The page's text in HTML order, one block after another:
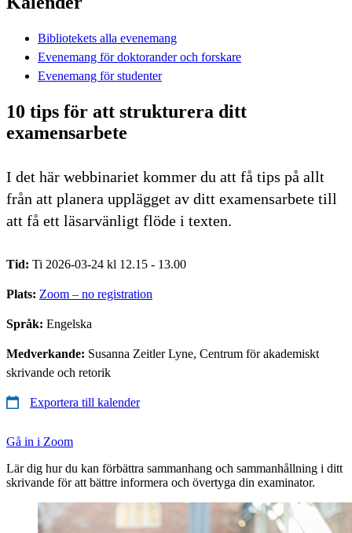
Bibliotekets alla evenemang
Evenemang för doktorander och forskare
Evenemang för studenter
10 tips för att strukturera ditt
examensarbete
I det här webbinariet kommer du att få tips på allt
från att planera upplägget av ditt examensarbete till
att få ett läsarvänligt flöde i texten.
Tid: Ti 2026-03-24 kl 12.15 - 13.00
Plats: Zoom – no registration
Språk: Engelska
Medverkande: Susanna Zeitler Lyne, Centrum för akademiskt
skrivande och retorik
Exportera till kalender
Gå in i Zoom
Lär dig hur du kan förbättra sammanhang och sammanhållning i ditt
skrivande för att bättre informera och övertyga din examinator.